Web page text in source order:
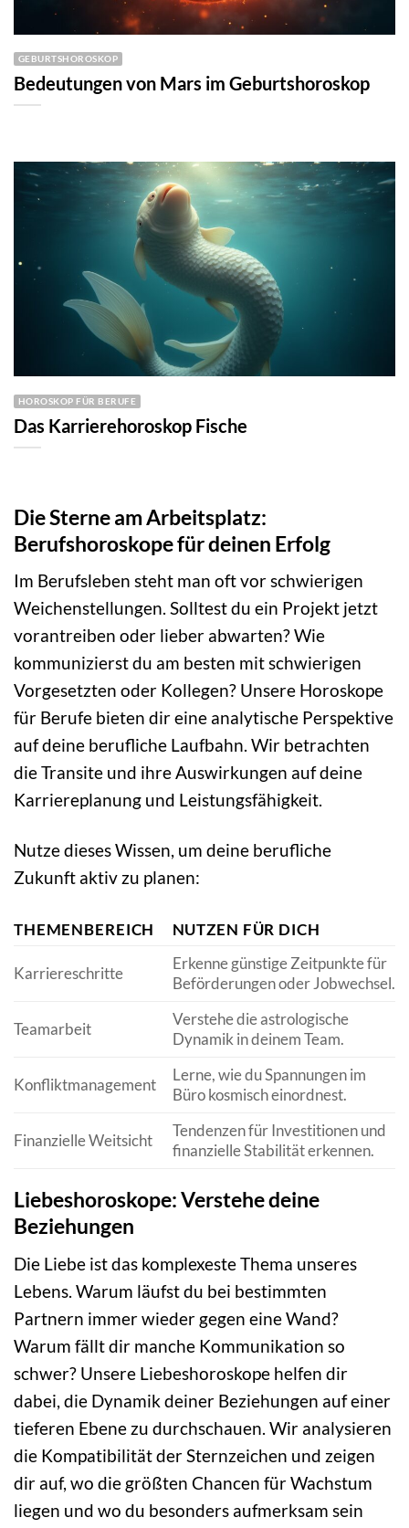
GEBURTSHOROSKOP
Bedeutungen von Mars im Geburtshoroskop
HOROSKOP FÜR BERUFE
Das Karrierehoroskop Fische
Die Sterne am Arbeitsplatz:
Berufshoroskope für deinen Erfolg
Im Berufsleben steht man oft vor schwierigen
Weichenstellungen. Solltest du ein Projekt jetzt
vorantreiben oder lieber abwarten? Wie
kommunizierst du am besten mit schwierigen
Vorgesetzten oder Kollegen? Unsere Horoskope
für Berufe bieten dir eine analytische Perspektive
auf deine berufliche Laufbahn. Wir betrachten
die Transite und ihre Auswirkungen auf deine
Karriereplanung und Leistungsfähigkeit.
Nutze dieses Wissen, um deine berufliche
Zukunft aktiv zu planen:
THEMENBEREICH NUTZEN FÜR DICH
Karriereschritte
Erkenne günstige Zeitpunkte für
Beförderungen oder Jobwechsel.
Teamarbeit
Verstehe die astrologische
Dynamik in deinem Team.
Konfliktmanagement
Lerne, wie du Spannungen im
Büro kosmisch einordnest.
Finanzielle Weitsicht
Tendenzen für Investitionen und
finanzielle Stabilität erkennen.
Liebeshoroskope: Verstehe deine
Beziehungen
Die Liebe ist das komplexeste Thema unseres
Lebens. Warum läufst du bei bestimmten
Partnern immer wieder gegen eine Wand?
Warum fällt dir manche Kommunikation so
schwer? Unsere Liebeshoroskope helfen dir
dabei, die Dynamik deiner Beziehungen auf einer
tieferen Ebene zu durchschauen. Wir analysieren
die Kompatibilität der Sternzeichen und zeigen
dir auf, wo die größten Chancen für Wachstum
liegen und wo du besonders aufmerksam sein